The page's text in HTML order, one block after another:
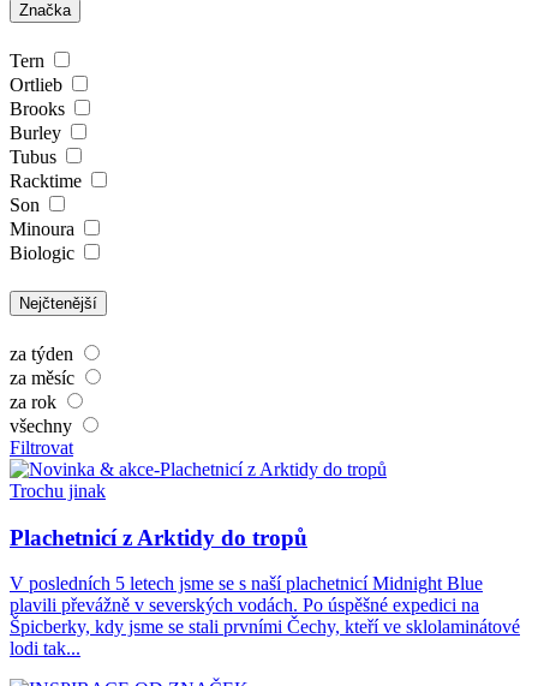
Značka
Tern
Ortlieb
Brooks
Burley
Tubus
Racktime
Son
Minoura
Biologic
Nejčtenější
za týden
za měsíc
za rok
všechny
Filtrovat
Trochu jinak
Plachetnicí z Arktidy do tropů
V posledních 5 letech jsme se s naší plachetnicí Midnight Blue
plavili převážně v severských vodách. Po úspěšné expedici na
Špicberky, kdy jsme se stali prvními Čechy, kteří ve sklolaminátové
lodi tak...